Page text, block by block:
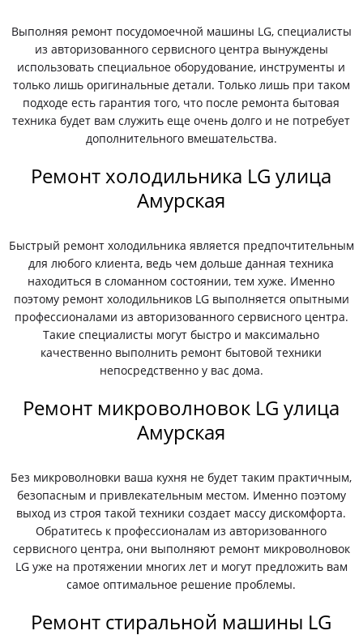
Выполняя ремонт посудомоечной машины LG, специалисты
из авторизованного сервисного центра вынуждены
использовать специальное оборудование, инструменты и
только лишь оригинальные детали. Только лишь при таком
подходе есть гарантия того, что после ремонта бытовая
техника будет вам служить еще очень долго и не потребует
дополнительного вмешательства.
Ремонт холодильника LG улица
Амурская
Быстрый ремонт холодильника является предпочтительным
для любого клиента, ведь чем дольше данная техника
находиться в сломанном состоянии, тем хуже. Именно
поэтому ремонт холодильников LG выполняется опытными
профессионалами из авторизованного сервисного центра.
Такие специалисты могут быстро и максимально
качественно выполнить ремонт бытовой техники
непосредственно у вас дома.
Ремонт микроволновок LG улица
Амурская
Без микроволновки ваша кухня не будет таким практичным,
безопасным и привлекательным местом. Именно поэтому
выход из строя такой техники создает массу дискомфорта.
Обратитесь к профессионалам из авторизованного
сервисного центра, они выполняют ремонт микроволновок
LG уже на протяжении многих лет и могут предложить вам
самое оптимальное решение проблемы.
Ремонт стиральной машины LG